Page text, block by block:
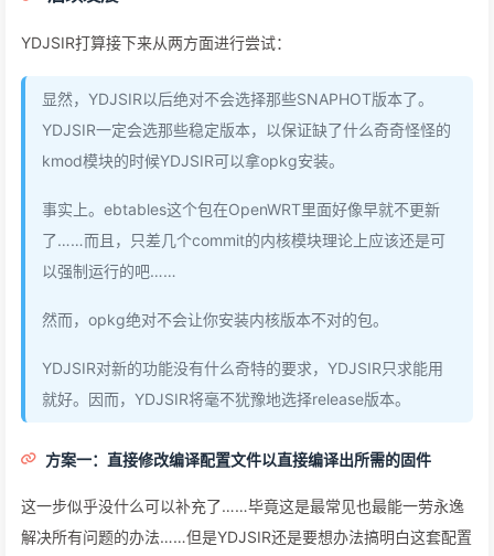
YDJSIR打算接下来从两方面进行尝试：
显然，YDJSIR以后绝对不会选择那些SNAPHOT版本了。
YDJSIR一定会选那些稳定版本，以保证缺了什么奇奇怪怪的
kmod模块的时候YDJSIR可以拿opkg安装。
事实上。ebtables这个包在OpenWRT里面好像早就不更新
了……而且，只差几个commit的内核模块理论上应该还是可
以强制运行的吧……
然而，opkg绝对不会让你安装内核版本不对的包。
YDJSIR对新的功能没有什么奇特的要求，YDJSIR只求能用
就好。因而，YDJSIR将毫不犹豫地选择release版本。
方案一：直接修改编译配置文件以直接编译出所需的固件
这一步似乎没什么可以补充了……毕竟这是最常见也最能一劳永逸
解决所有问题的办法……但是YDJSIR还是要想办法搞明白这套配置